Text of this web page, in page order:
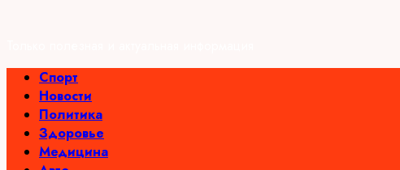
Основное
меню
Спорт
Новости
Политика
Здоровье
Медицина